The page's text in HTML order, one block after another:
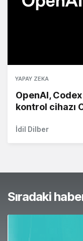
YAPAY ZEKA
OpenAI,
kontrol cihazı
İdil Dilber
Sıradaki